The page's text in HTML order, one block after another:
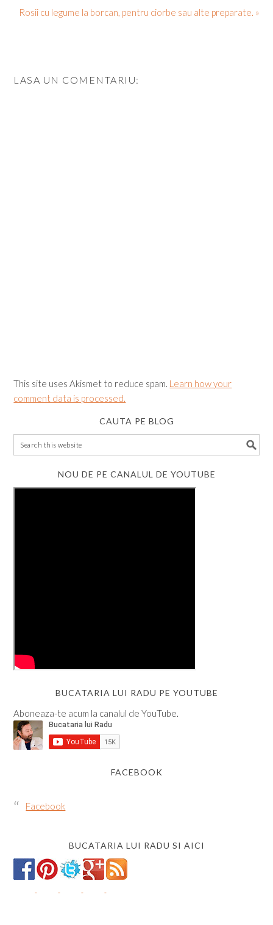
Rosii cu legume la borcan, pentru ciorbe sau alte preparate. »
LASA UN COMENTARIU:
This site uses Akismet to reduce spam. Learn how your
comment data is processed.
CAUTA PE BLOG
NOU DE PE CANALUL DE YOUTUBE
BUCATARIA LUI RADU PE YOUTUBE
Aboneaza-te acum la canalul de YouTube.
FACEBOOK
Facebook
BUCATARIA LUI RADU SI AICI